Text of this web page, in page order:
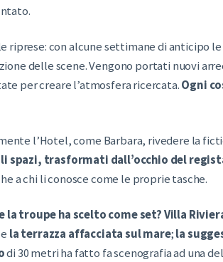
riprese: con alcune settimane di anticipo
delle scene. Vengono portati nuovi
per creare l’atmosfera ricercata.Ogni
l’Hotel, come Barbara, rivedere la
spazi, trasformati dall’occhio del
a chi li conosce come le proprie tasche.
la troupe ha scelto come set?Villa
la terrazza affacciata sul mare;la
di 30 metri ha fatto fa scenografia ad una